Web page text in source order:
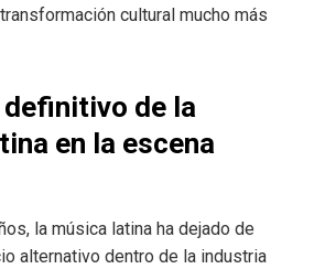
cultural mucho más
definitivo de la
en la escena
la música latina ha dejado de
alternativo dentro de la industria